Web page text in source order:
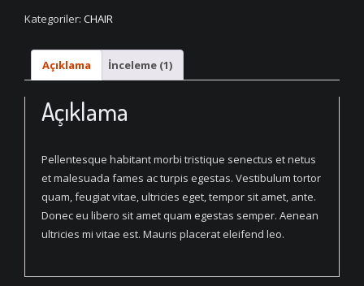
adet
Kategoriler: CHAIR
Açıklama İnceleme (1)
Açıklama
Pellentesque habitant morbi tristique senectus et netus
et malesuada fames ac turpis egestas. Vestibulum tortor
quam, feugiat vitae, ultricies eget, tempor sit amet, ante.
Donec eu libero sit amet quam egestas semper. Aenean
ultricies mi vitae est. Mauris placerat eleifend leo.